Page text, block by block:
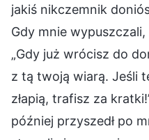
jakiś nikczemnik
Gdy mnie
„Gdy już wrócisz do
z tą twoją wiarą. Jeśli
złapią, trafisz za
później przyszedł po